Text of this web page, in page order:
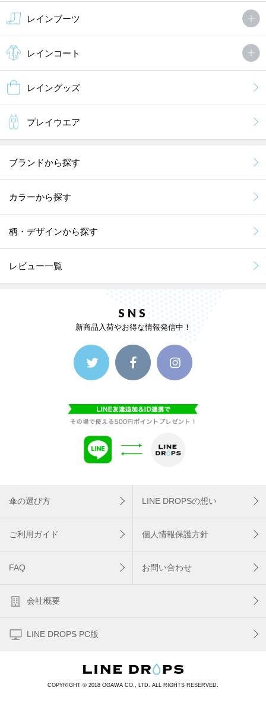
レインブーツ
レインコート
レイングッズ
プレイウエア
ブランドから探す
カラーから探す
柄・デザインから探す
レビュー一覧
SNS
新商品入荷やお得な情報発信中！
傘の選び方 LINE DROPSの想い
ご利用ガイド 個人情報保護方針
FAQ お問い合わせ
会社概要
LINE DROPS PC版
COPYRIGHT © 2018 OGAWA CO., LTD. ALL RIGHTS RESERVED.